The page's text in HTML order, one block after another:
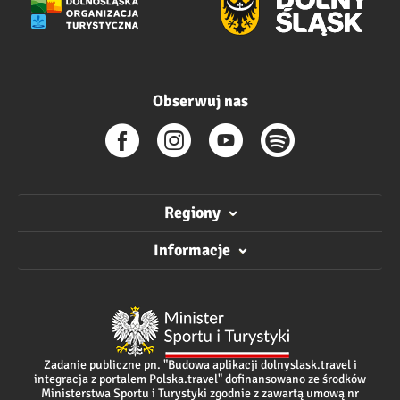
Obserwuj nas
Regiony
Informacje
Zadanie publiczne pn. "Budowa aplikacji dolnyslask.travel i
integracja z portalem Polska.travel" dofinansowano ze środków
Ministerstwa Sportu i Turystyki zgodnie z zawartą umową nr